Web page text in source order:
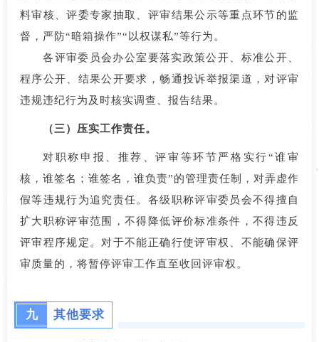
料审核、评委专家抽取、评审结果公示等重点环节的监
督，严防“暗箱操作”“以权谋私”等行为。
各评审委员会办公室要落实政策公开、标准公开、
程序公开、结果公开要求，畅通投诉举报渠道，对评审
违规违纪行为及时核实调查、报告结果。
（三）压实工作责任。
对职称申报、推荐、评审等环节严格实行“谁审
核，谁签名；谁签名，谁负责”的管理责任制，对弄虚作
假等违规行为追究责任。各级职称评审委员会不得擅自
扩大职称评审范围，不得降低评价标准条件，不得违反
评审程序规定。对于不能正确行使评审权、不能确保评
审质量的，将暂停评审工作直至收回评审权。
九 其他要求